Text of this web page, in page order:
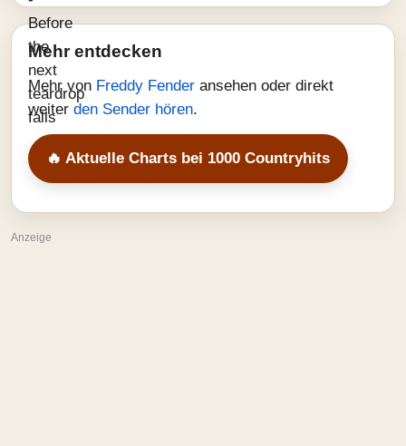
Mehr entdecken
Mehr von Freddy Fender ansehen oder direkt
weiter den Sender hören.
🔥 Aktuelle Charts bei 1000 Countryhits
Anzeige